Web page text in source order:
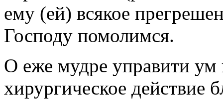
ему (ей) всякое
Господу помолимся.
О еже мудре управити ум
хирургическое действие